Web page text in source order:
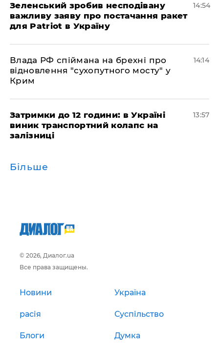
Зеленський зробив несподівану
важливу заяву про постачання ракет
для Patriot в Україну
14:54
Влада РФ спіймана на брехні про
відновлення "сухопутного мосту" у
Крим
14:14
Затримки до 12 години: в Україні
виник транспортний колапс на
залізниці
13:57
Більше
© 2026, Диалог.ua
Все права защищены.
Новини Україна
расія Суспільство
Блоги Думка